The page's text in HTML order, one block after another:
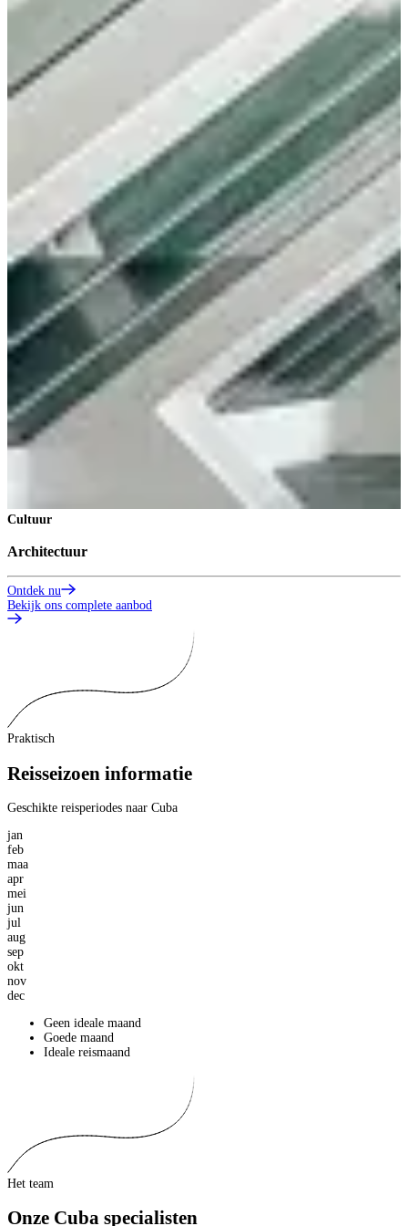
Cultuur
Architectuur
Ontdek nu
Bekijk ons complete aanbod
Praktisch
Reisseizoen informatie
Geschikte reisperiodes naar Cuba
jan
feb
maa
apr
mei
jun
jul
aug
sep
okt
nov
dec
Geen ideale maand
Goede maand
Ideale reismaand
Het team
Onze Cuba specialisten